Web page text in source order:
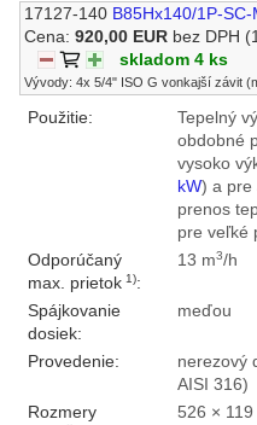
17127-140 B85Hx140/1P-
Cena:920,00 EUR bez DPH
skladom 4 ks
Vývody: 4x 5/4" ISO G vonkajší závit
Použitie:
Tepelný
obdobné
vysoko
kW) a pre
prenos
pre veľké
Odporúčaný
max. prietok1):
13 m3/h
Spájkovanie
dosiek:
meďou
Provedenie:
nerezový
AISI 316)
Rozmery
526 ×